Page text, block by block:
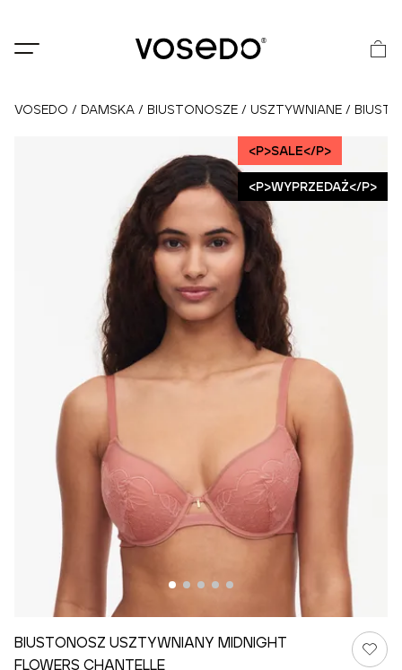
®
VOSEDO / DAMSKA / BIUSTONOSZE / USZTYWNIANE /
<P>SALE</P>
<P>WYPRZEDAŻ</P>
BIUSTONOSZ USZTYWNIANY MIDNIGHT
FLOWERS CHANTELLE